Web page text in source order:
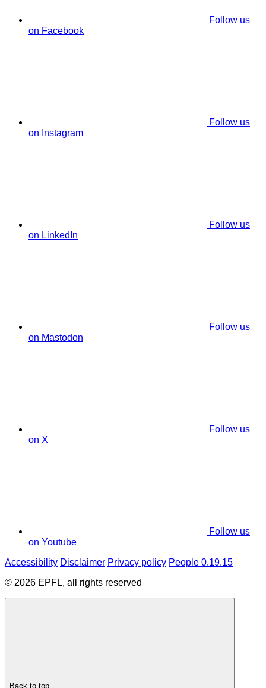
Follow us
on Facebook
Follow us
on Instagram
Follow us
on LinkedIn
Follow us
on Mastodon
Follow us
on X
Follow us
on Youtube
Accessibility Disclaimer Privacy policy People 0.19.15
© 2026 EPFL, all rights reserved
Back to top